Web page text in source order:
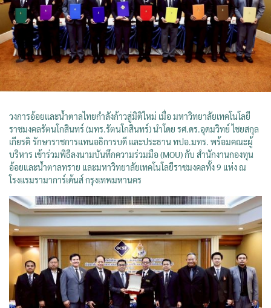
วงการอ้อยและน้ำตาลไทยกำลังก้าวสู่มิติใหม่ เมื่อ มหาวิทยาลัยเทคโนโลยี
ราชมงคลรัตนโกสินทร์ (มทร.รัตนโกสินทร์) นำโดย รศ.ดร.อุดมวิทย์ ไชยสกุล
เกียรติ รักษาราชการแทนอธิการบดี และประธาน ทปอ.มทร. พร้อมคณะผู้
บริหาร เข้าร่วมพิธีลงนามบันทึกความร่วมมือ (MOU) กับ สำนักงานกองทุน
อ้อยและน้ำตาลทราย และมหาวิทยาลัยเทคโนโลยีราชมงคลทั้ง 9 แห่ง ณ
โรงแรมรามาการ์เด้นส์ กรุงเทพมหานคร